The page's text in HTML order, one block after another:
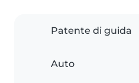
Patente di guida
Auto